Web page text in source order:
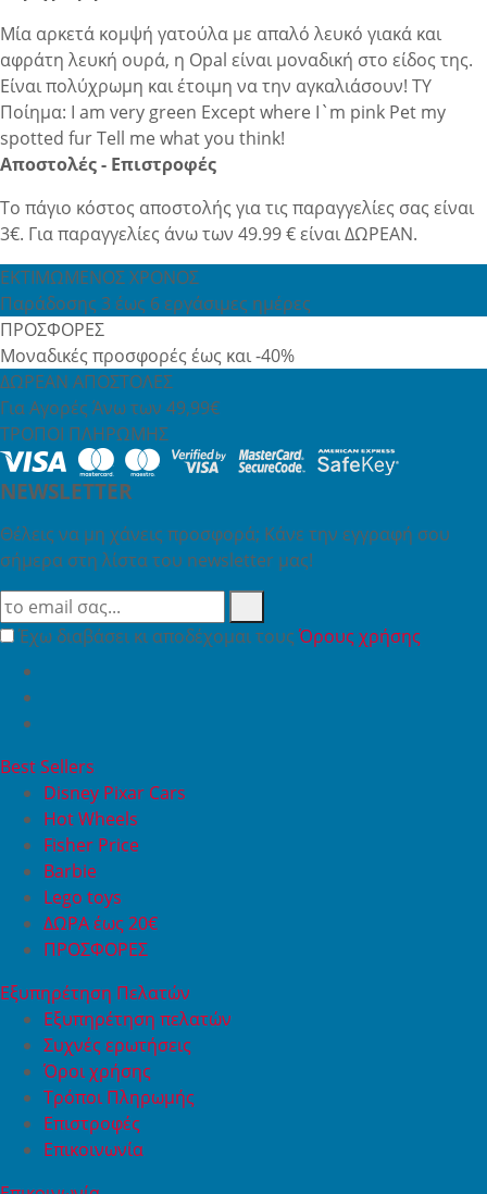
Μία αρκετά κομψή γατούλα με απαλό λευκό γιακά και
αφράτη λευκή ουρά, η Opal είναι μοναδική στο είδος της.
Είναι πολύχρωμη και έτοιμη να την αγκαλιάσουν! TY
Ποίημα: I am very green Except where I`m pink Pet my
spotted fur Tell me what you think!
Αποστολές - Επιστροφές
Το πάγιο κόστος αποστολής για τις παραγγελίες σας είναι
3€. Για παραγγελίες άνω των 49.99 € είναι ΔΩΡΕΑΝ.
ΕΚΤΙΜΩΜΕΝΟΣ ΧΡΟΝΟΣ
Παράδοσης 3 έως 6 εργάσιμες ημέρες
ΠΡΟΣΦΟΡΕΣ
Μοναδικές προσφορές έως και -40%
ΔΩΡΕΑΝ ΑΠΟΣΤΟΛΕΣ
Για Αγορές Άνω των 49,99€
ΤΡΟΠΟΙ ΠΛΗΡΩΜΗΣ
NEWSLETTER
Θέλεις να μη χάνεις προσφορά; Κάνε την εγγραφή σου
σήμερα στη λίστα του newsletter μας!
Έχω διαβάσει κι αποδέχομαι τουςΌρους χρήσης
Best Sellers
Disney Pixar Cars
Hot Wheels
Fisher Price
Barbie
Lego toys
ΔΩΡΑ έως 20€
ΠΡΟΣΦΟΡΕΣ
Εξυπηρέτηση Πελατών
Εξυπηρέτηση πελατών
Συχνές ερωτήσεις
Όροι χρήσης
Τρόποι Πληρωμής
Επιστροφές
Επικοινωνία